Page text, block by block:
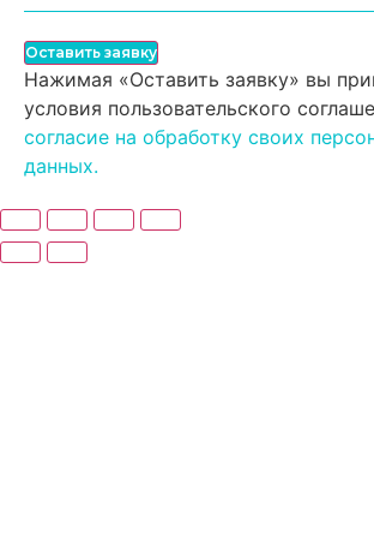
Оставить заявку
Нажимая «Оставить заявку» вы
условия пользовательского
согласие на обработку своих
данных.